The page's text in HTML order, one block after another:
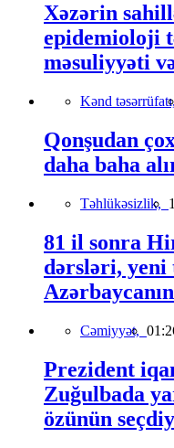
Xəzərin
epidemioloji
məsuliyyəti
Kənd
Qonşudan
daha baha
Təhlükəsizlik,
81 il sonra
dərsləri, yeni
Cəmiyyət,
Prezident
Zuğulbada
özünün